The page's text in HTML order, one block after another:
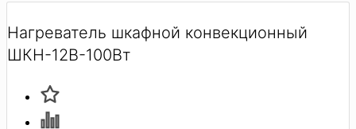
Нагреватель шкафной конвекционный
ШКН-12В-100Вт